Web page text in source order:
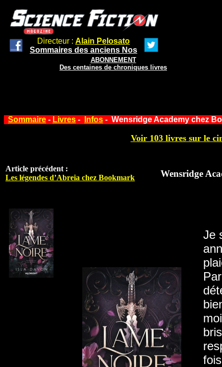
Directeur : Alain Pelosato
Sommaires des anciens Nos
ABONNEMENT
Des centaines de chroniques livres
Sommaire - Livres - Infos - Wensridge Academy chez
Voir 103 livres sur le
Article précédent :
Les légendes d’Abreia chez Bookmark
Wensridge
Je